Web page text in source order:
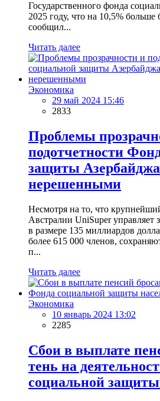
Государственного фонда
2025 году, что на 10,5% больше
сообщил...
Читать далее
Экономика
29 май 2024 15:46
2833
Проблемы
подотчетности
защиты
нерешенными
Несмотря на то, что
Австралии UniSuper
в размере 135 миллиардов
более 615 000 членов,
п...
Читать далее
Экономика
10 январь 2024 13:02
2285
Сбои в выплате
тень на
социальной